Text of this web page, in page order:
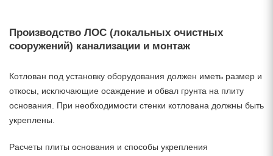
Производство ЛОС (локальных очистных
сооружений) канализации и монтаж
Котлован под установку оборудования должен иметь размер и
откосы, исключающие осаждение и обвал грунта на плиту
основания. При необходимости стенки котлована должны быть
укреплены.
Расчеты плиты основания и способы укрепления